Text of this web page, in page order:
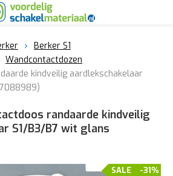
Berker S1
Wandcontactdozen
kindveilig aardlekschakelaar
randaarde kindveilig
S1/B3/B7 wit glans
-31%
SALE